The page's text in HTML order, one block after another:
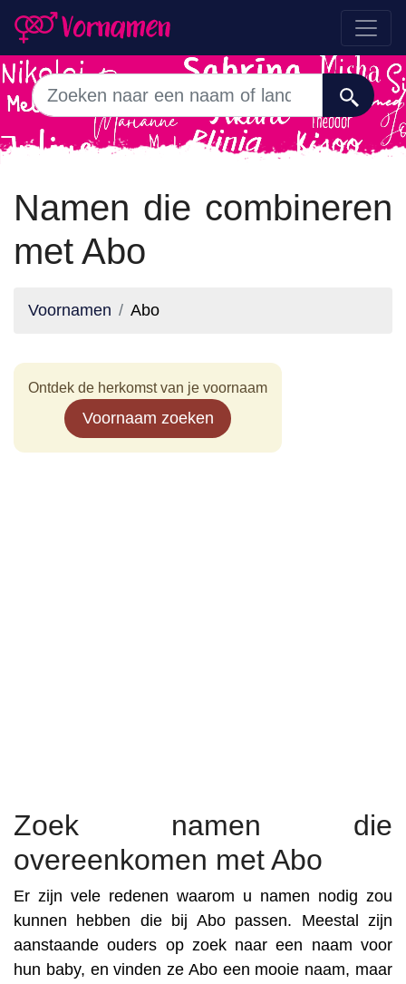
Namen die combineren
met Abo
Voornamen Abo
Ontdek de herkomst van je voornaam
Voornaam zoeken
Zoek namen die
overeenkomen met Abo
Er zijn vele redenen waarom u namen nodig zou
kunnen hebben die bij Abo passen. Meestal zijn
aanstaande ouders op zoek naar een naam voor
hun baby, en vinden ze Abo een mooie naam, maar